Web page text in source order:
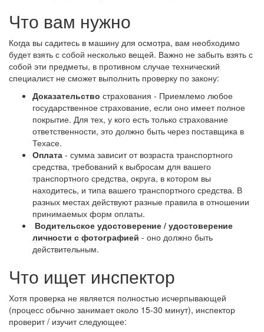
Что вам нужно
Когда вы садитесь в машину для осмотра, вам необходимо
будет взять с собой несколько вещей. Важно не забыть взять с
собой эти предметы, в противном случае технический
специалист не сможет выполнить проверку по закону:
Доказательство страхования - Приемлемо любое
государственное страхование, если оно имеет полное
покрытие. Для тех, у кого есть только страхование
ответственности, это должно быть через поставщика в
Техасе.
Оплата - сумма зависит от возраста транспортного
средства, требований к выбросам для вашего
транспортного средства, округа, в котором вы
находитесь, и типа вашего транспортного средства. В
разных местах действуют разные правила в отношении
принимаемых форм оплаты.
Водительское удостоверение / удостоверение
личности с фотографией - оно должно быть
действительным.
Что ищет инспектор
Хотя проверка не является полностью исчерпывающей
(процесс обычно занимает около 15-30 минут), инспектор
проверит / изучит следующее: